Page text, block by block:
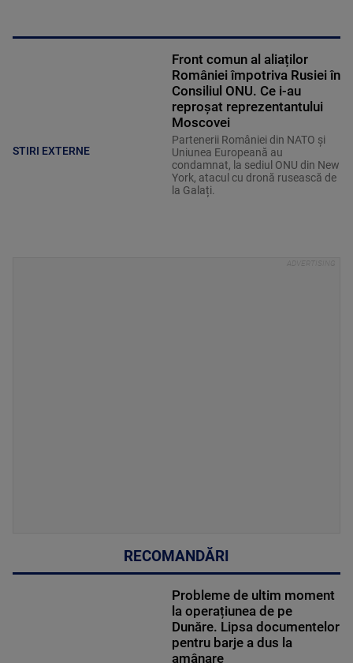
STIRI EXTERNE
Front comun al aliaților
României împotriva Rusiei în
Consiliul ONU. Ce i-au
reproșat reprezentantului
Moscovei
Partenerii României din NATO și
Uniunea Europeană au
condamnat, la sediul ONU din New
York, atacul cu dronă rusească de
la Galați.
RECOMANDĂRI
Probleme de ultim moment
la operațiunea de pe
Dunăre. Lipsa documentelor
pentru barje a dus la
amânare